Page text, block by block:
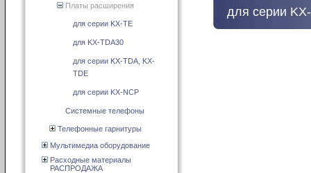
Платы расширения
для серии KX-TE
для KX-TDA30
для серии KX-TDA, KX-
TDE
для серии KX-NCP
Системные телефоны
Телефонные гарнитуры
Мультимедиа оборудование
Расходные материалы
РАСПРОДАЖА
для серии